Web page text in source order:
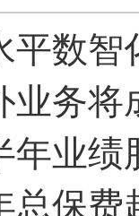
平数智
业务将
年业绩
总保费